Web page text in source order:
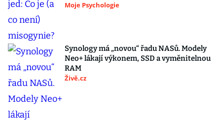
Moje Psychologie
Synology má „novou“ řadu NASů. Modely
Neo+ lákají výkonem, SSD a vyměnitelnou
RAM
Živě.cz